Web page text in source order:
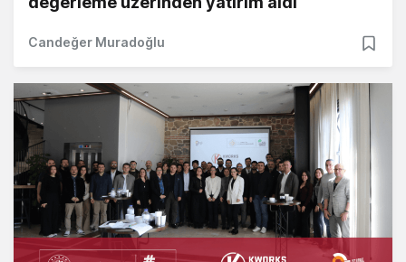
Candeğer Muradoğlu